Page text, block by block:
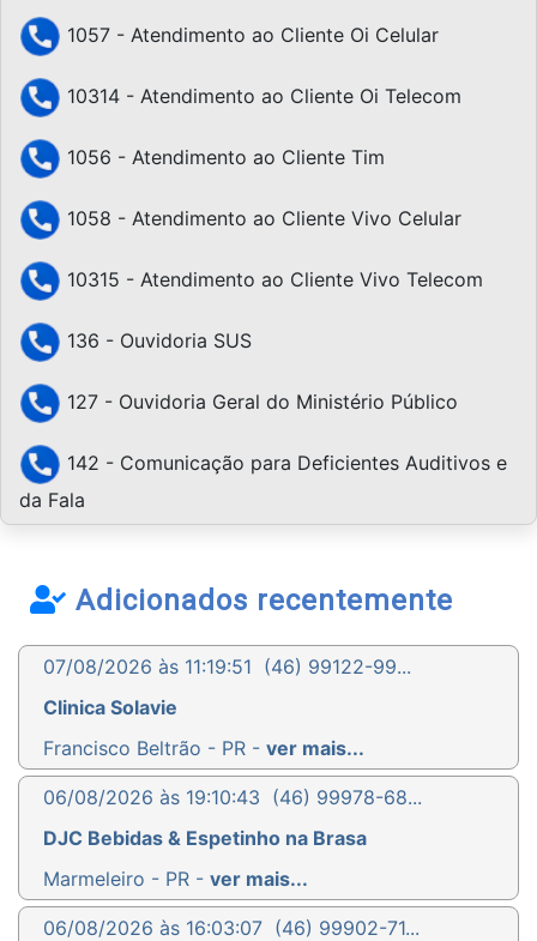
1057 - Atendimento ao Cliente Oi Celular
10314 - Atendimento ao Cliente Oi Telecom
1056 - Atendimento ao Cliente Tim
1058 - Atendimento ao Cliente Vivo Celular
10315 - Atendimento ao Cliente Vivo Telecom
136 - Ouvidoria SUS
127 - Ouvidoria Geral do Ministério Público
142 - Comunicação para Deficientes Auditivos e
da Fala
Adicionados recentemente
07/08/2026 às 11:19:51 (46) 99122-99...
Clinica Solavie
Francisco Beltrão - PR - ver mais...
06/08/2026 às 19:10:43 (46) 99978-68...
DJC Bebidas & Espetinho na Brasa
Marmeleiro - PR - ver mais...
06/08/2026 às 16:03:07 (46) 99902-71...